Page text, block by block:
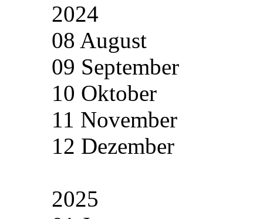
2024
08 August
09 September
10 Oktober
11 November
12 Dezember
2025